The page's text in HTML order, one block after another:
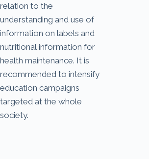
relation to the
understanding and use of
information on labels and
nutritional information for
health maintenance. It is
recommended to intensify
education campaigns
targeted at the whole
society.